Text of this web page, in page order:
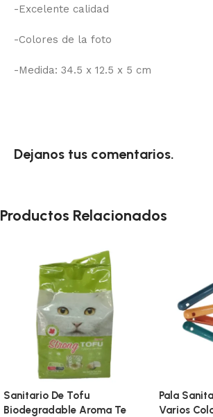
-Excelente calidad
-Colores de la foto
-Medida: 34.5 x 12.5 x 5 cm
Dejanos tus comentarios.
Productos Relacionados
Sanitario De Tofu
Biodegradable Aroma Te
Pala
Varios